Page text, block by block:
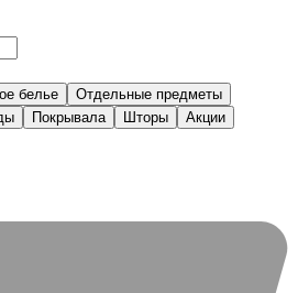
белье
Отдельные предметы
Покрывала Шторы Акции